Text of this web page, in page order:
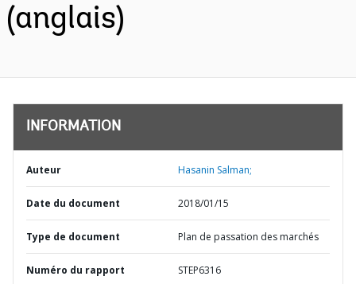
(anglais)
INFORMATION
Auteur Hasanin Salman;
Date du document 2018/01/15
Type de document Plan de passation des marchés
Numéro du rapport STEP6316